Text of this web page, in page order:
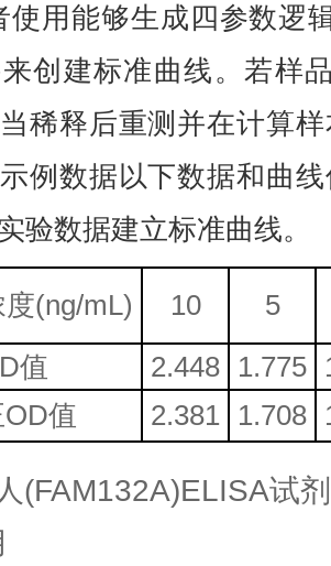
使用能够生成四参数逻
创建标准曲线。若样
稀释后重测并在计算
例数据以下数据和曲
验数据建立标准曲线。
(ng/mL) 10
5
值
2.448 1.775
OD值 2.381 1.708